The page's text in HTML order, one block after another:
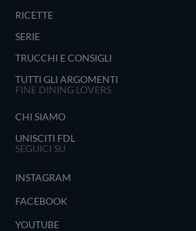
RICETTE
SERIE
TRUCCHI E CONSIGLI
TUTTI GLI ARGOMENTI
FINE DINING LOVERS
CHI SIAMO
UNISCITI FDL
SEGUICI SU
INSTAGRAM
FACEBOOK
YOUTUBE